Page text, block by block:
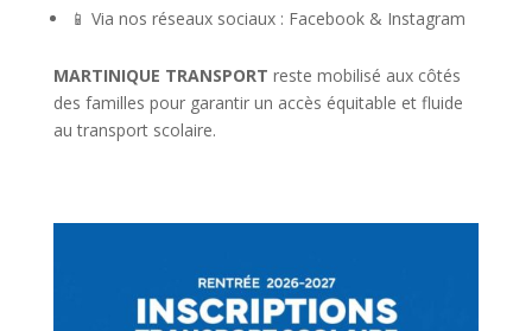
📱 Via nos réseaux sociaux : Facebook & Instagram
MARTINIQUE TRANSPORT reste mobilisé aux côtés
des familles pour garantir un accès équitable et fluide
au transport scolaire.